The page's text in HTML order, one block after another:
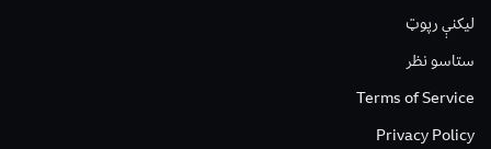
لیکنې رپوټ
ستاسو نظر
Terms of Service
Privacy Policy